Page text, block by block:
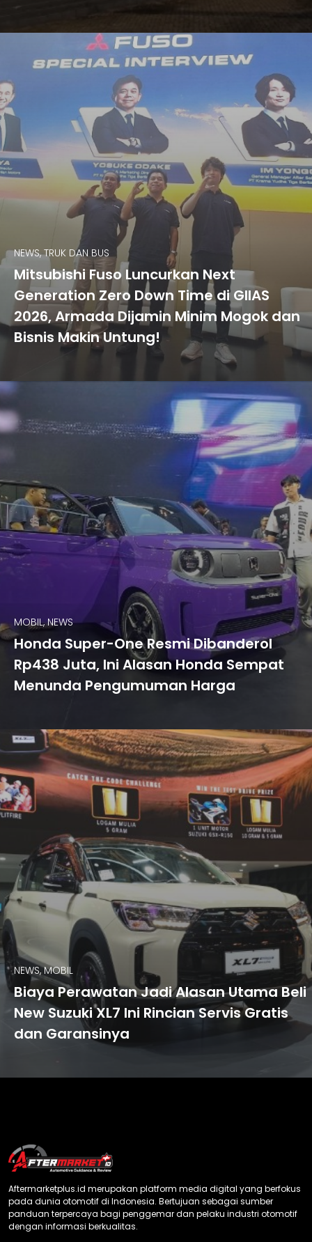
NEWS, TRUK DAN BUS
Mitsubishi Fuso Luncurkan Next
Generation Zero Down Time di GIIAS
2026, Armada Dijamin Minim Mogok dan
Bisnis Makin Untung!
MOBIL, NEWS
Honda Super-One Resmi Dibanderol
Rp438 Juta, Ini Alasan Honda Sempat
Menunda Pengumuman Harga
NEWS, MOBIL
Biaya Perawatan Jadi Alasan Utama Beli
New Suzuki XL7 Ini Rincian Servis Gratis
dan Garansinya
Aftermarketplus.id merupakan platform media digital yang berfokus
pada dunia otomotif di Indonesia. Bertujuan sebagai sumber
panduan terpercaya bagi penggemar dan pelaku industri otomotif
dengan informasi berkualitas.